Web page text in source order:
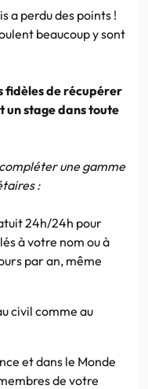
a perdu des points !
beaucoup y sont
fidèles de récupérer
un stage dans toute
une gamme
:
24h/24h pour
à votre nom ou à
par an, même
civil comme au
et dans le Monde
de votre